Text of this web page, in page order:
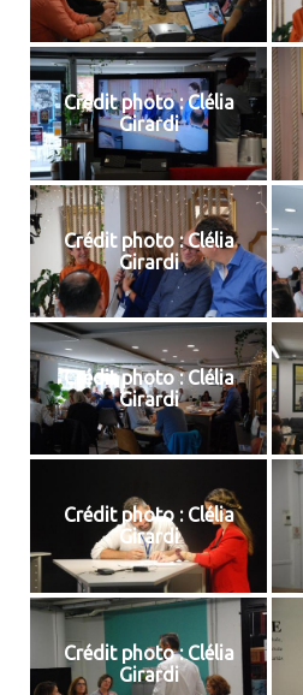
Crédit photo : Clélia
Girardi
Crédit photo : Clélia
Girardi
Crédit photo : Clélia
Girardi
Crédit photo : Clélia
Girardi
Crédit photo : Clélia
Girardi